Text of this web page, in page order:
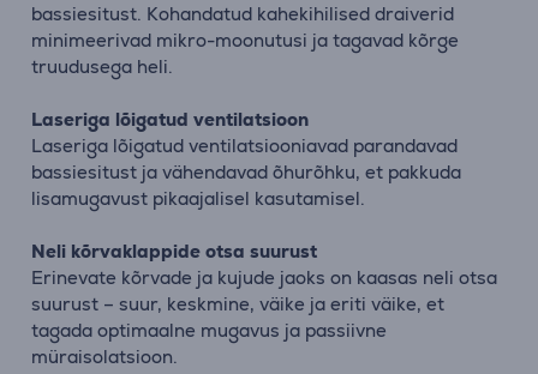
bassiesitust. Kohandatud kahekihilised draiverid
minimeerivad mikro-moonutusi ja tagavad kõrge
truudusega heli.
Laseriga lõigatud ventilatsioon
Laseriga lõigatud ventilatsiooniavad parandavad
bassiesitust ja vähendavad õhurõhku, et pakkuda
lisamugavust pikaajalisel kasutamisel.
Neli kõrvaklappide otsa suurust
Erinevate kõrvade ja kujude jaoks on kaasas neli otsa
suurust – suur, keskmine, väike ja eriti väike, et
tagada optimaalne mugavus ja passiivne
müraisolatsioon.